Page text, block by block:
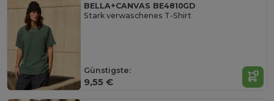
BELLA+CANVAS BE4810GD
Stark verwaschenes T-Shirt
Günstigste:
9,55 €